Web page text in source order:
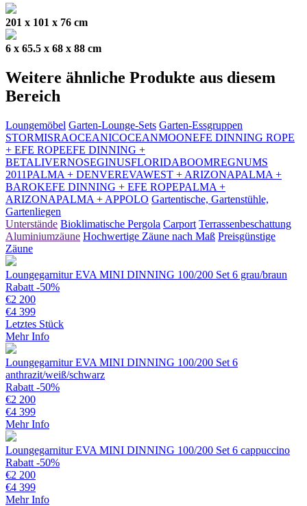
201 x 101 x 76 cm
6 x 65.5 x 68 x 88 cm
Weitere ähnliche Produkte aus diesem
Bereich
Loungemöbel Garten-Lounge-Sets Garten-Essgruppen
STORMISRAOCEANICOCEANMOONEFE DINNING ROPE
+ EFE ROPEEFE DINNING +
BETALIVERNOSEGINUSFLORIDABOOMREGNUMS
2011PALMA + DENVEREVAWEST + ARIZONAPALMA +
BAROKEFE DINNING + EFE ROPEPALMA +
ARIZONAPALMA + APPOLO Gartentische, Gartenstühle,
Gartenliegen
Unterstände Bioklimatische Pergola Carport Terrassenbeschattung
Aluminiumzäune Hochwertige Zäune nach Maß Preisgünstige
Zäune
Loungegarnitur EVA MINI DINNING 100/200 Set 6 grau/braun
Rabatt -50%
€2 200
€4 399
Letztes Stück
Mehr Info
Loungegarnitur EVA MINI DINNING 100/200 Set 6
anthrazit/weiß/schwarz
Rabatt -50%
€2 200
€4 399
Mehr Info
Loungegarnitur EVA MINI DINNING 100/200 Set 6 cappuccino
Rabatt -50%
€2 200
€4 399
Mehr Info